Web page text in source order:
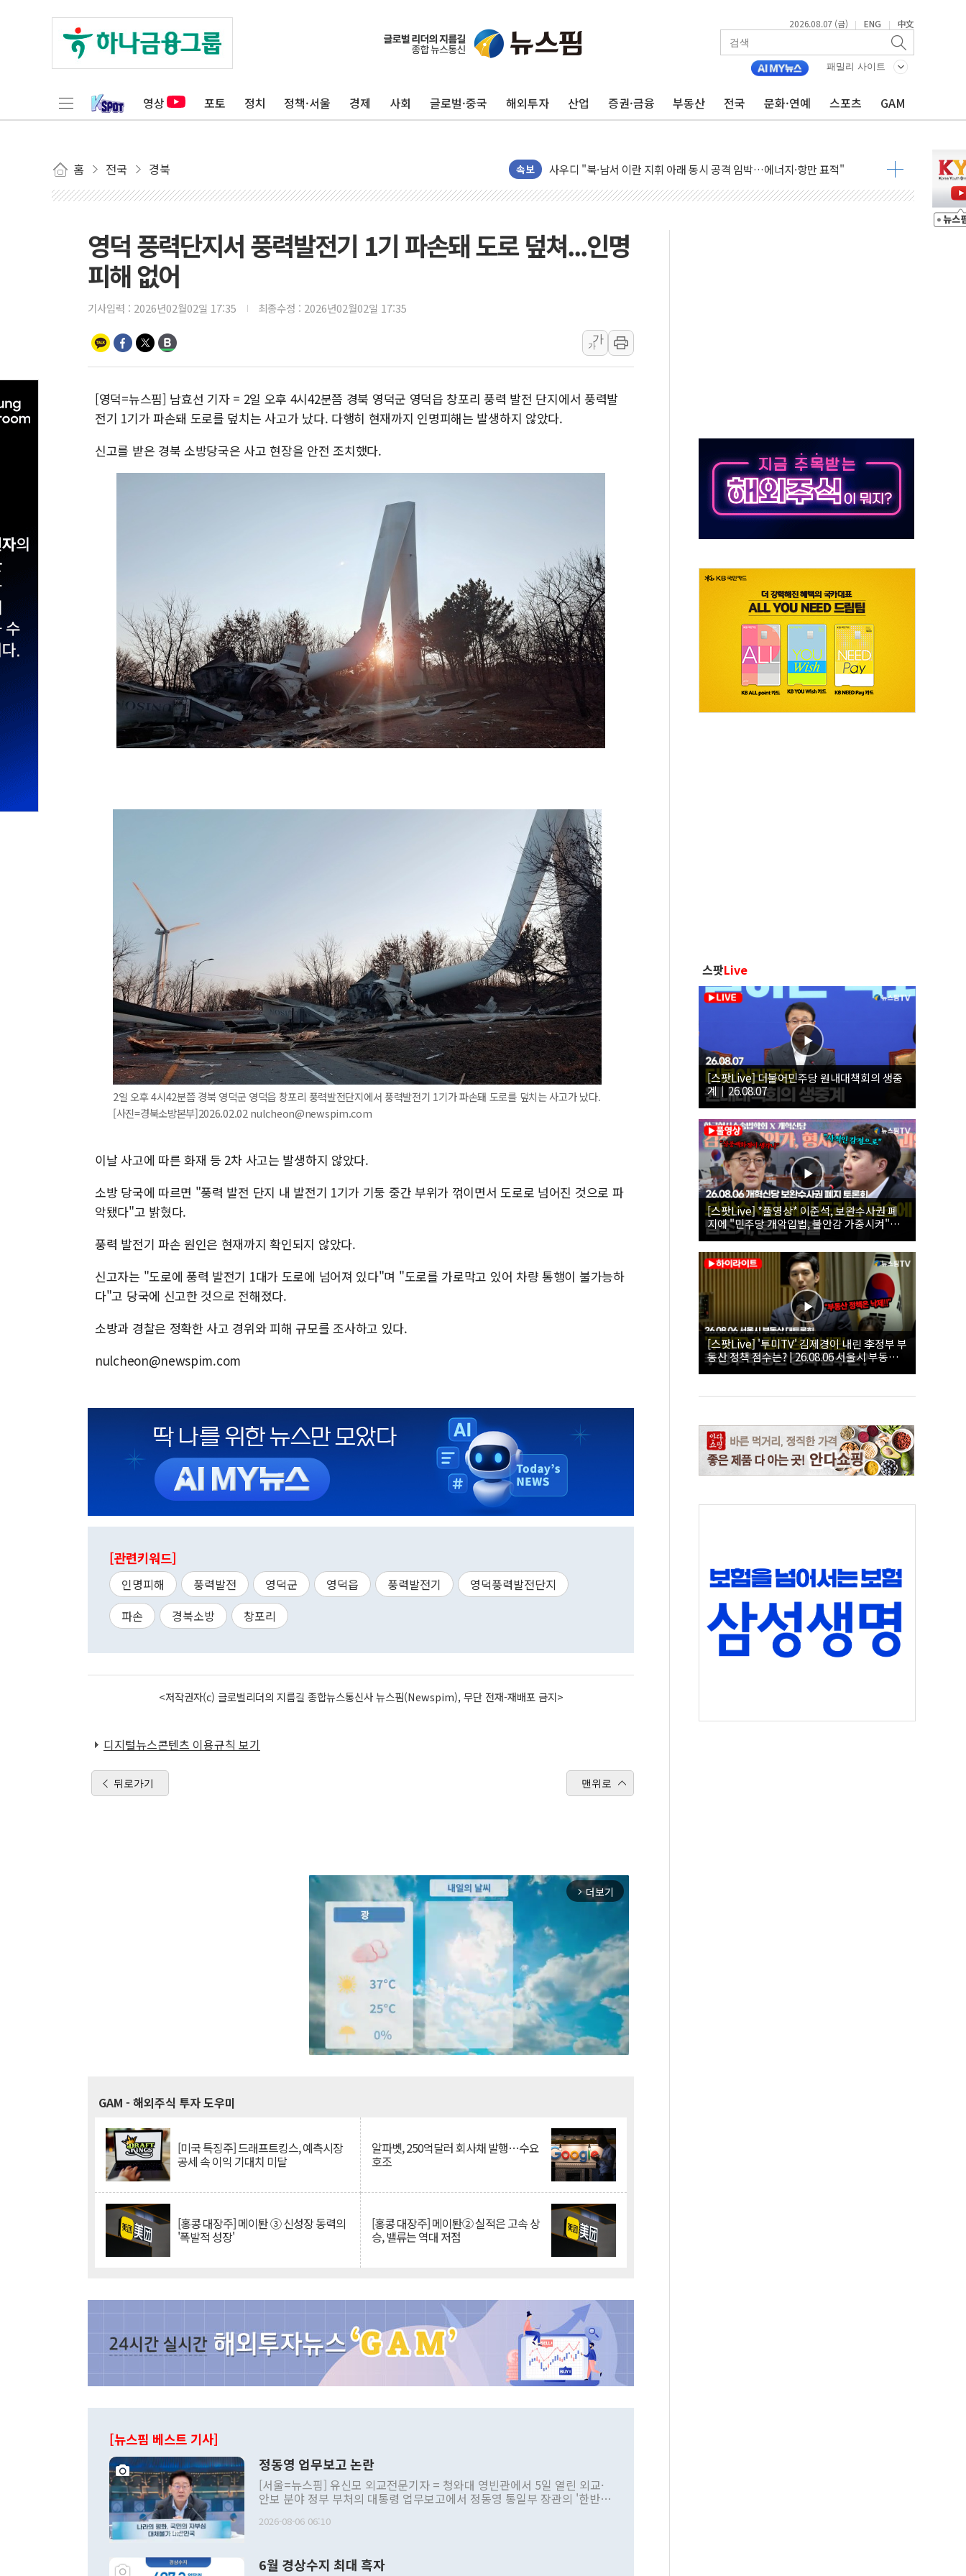
2026.08.07 (금) | ENG | 中文
패밀리 사이트
영상 포토 정치 정책·서울 경제 사회 글로벌·중국 해외투자 산업 증권·금융 부동산 전국 문화·연예 스포츠 GAM
홈 전국 경북 속보
새온, '자율주행자동차 AI 미션 챌린지' 성료
사우디 "북·남서 이란 지휘 아래 동시 공격 임박…에너지·항만 표적"
GLN인터내셔널, 방한 외국인 QR결제 서비스 확장 나선다
에스트래픽, LS 일렉트릭 철도신호 사업 인수 계약
폭염에 하루 온열질환자 208명…누적 사망자 23명·가축 83만마리 폐사
오뚜기, '2026 오뚜기몰 대잔치' …경품·할인 혜택 풍성
네이버, AI 투자로 숨 고르기…매출 16% 늘고 영업이익은 제자리
풀무원푸드앤컬처, 인천공항서 '팔도음식대전'
애경산업, 서울시 취약계층 위해 53억원 상당 통큰 기부
중기부, 떡국·떡볶이떡 제조업 '생계형 적합업종' 재지정...5년 더 보호
[브라질증시] 금리 인하에도 추가 완화 불확실성에 1.2% 하락 마감
[뉴스핌 이 시각 PICK] 李, 오늘 부동산 2차 회의 外
카드사 고객 유입 창구 된 '트래블카드'…휴가철 넘어 장기 고객 묶는다
제나벨, 배우 공승연 브랜드 모델 발탁… 부산 광안서 약국 팝업스토어 운영
영덕 풍력단지서 풍력발전기 1기 파손돼 도로 덮쳐...인명
피해 없어
기사입력 : 2026년02월02일 17:35 최종수정 : 2026년02월02일 17:35
가
가
[영덕=뉴스핌] 남효선 기자 = 2일 오후 4시42분쯤 경북 영덕군 영덕읍 창포리 풍력 발전 단지에서 풍력발
전기 1기가 파손돼 도로를 덮치는 사고가 났다. 다행히 현재까지 인명피해는 발생하지 않았다.
신고를 받은 경북 소방당국은 사고 현장을 안전 조치했다.
2일 오후 4시42분쯤 경북 영덕군 영덕읍 창포리 풍력발전단지에서 풍력발전기 1기가 파손돼 도로를 덮치는 사고가 났다.
[사진=경북소방본부]2026.02.02 nulcheon@newspim.com
이날 사고에 따른 화재 등 2차 사고는 발생하지 않았다.
소방 당국에 따르면 "풍력 발전 단지 내 발전기 1기가 기둥 중간 부위가 꺾이면서 도로로 넘어진 것으로 파
악됐다"고 밝혔다.
풍력 발전기 파손 원인은 현재까지 확인되지 않았다.
신고자는 "도로에 풍력 발전기 1대가 도로에 넘어져 있다"며 "도로를 가로막고 있어 차량 통행이 불가능하
다"고 당국에 신고한 것으로 전해졌다.
소방과 경찰은 정확한 사고 경위와 피해 규모를 조사하고 있다.
nulcheon@newspim.com
[관련키워드]
인명피해 풍력발전 영덕군 영덕읍 풍력발전기
영덕풍력발전단지
파손
경북소방 창포리
<저작권자(c) 글로벌리더의 지름길 종합뉴스통신사 뉴스핌(Newspim), 무단 전재-재배포 금지>
디지털뉴스콘텐츠 이용규칙 보기
뒤로가기 맨위로
arrow_forward_ios 더보기
GAM - 해외주식 투자 도우미
[미국 특징주] 드래프트킹스, 예측시장
공세 속 이익 기대치 미달
알파벳, 250억달러 회사채 발행…수요
호조
[홍콩 대장주] 메이퇀 ③ 신성장 동력의
'폭발적 성장'
[홍콩 대장주] 메이퇀② 실적은 고속 상
승, 밸류는 역대 저점
[뉴스핌 베스트 기사]
정동영 업무보고 논란
[서울=뉴스핌] 유신모 외교전문기자 = 청와대 영빈관에서 5일 열린 외교·
안보 분야 정부 부처의 대통령 업무보고에서 정동영 통일부 장관의 '한반도
발언 중에는 정부 내 조율을 거치지 않은 사안을 정책으로 추진하겠다고 공
주의적 희망에 근거한 비현실적 구상'이라는 비판을 내놨다. 그동안 정 장
2026-08-06 06:10
6월 경상수지 최대 흑자
스팟Live
[스팟Live] 더불어민주당 원내대책회의 생중
계｜26.08.07
[스팟Live] *풀영상* 이준석, 보완수사권 폐
지에 "민주당 개악입법, 불안감 가중시켜"｜
26.08.06 개혁신당 보완수사권 폐지 토론회
[스팟Live] '투미TV' 김제경이 내린 李정부 부
동산 정책 점수는? | 26.08.06 서울시 부동산
대토론회